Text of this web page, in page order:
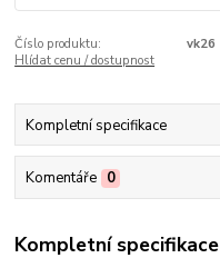
Číslo produktu:
vk26
Hlídat cenu / dostupnost
Kompletní specifikace
Komentáře 0
Kompletní specifikace